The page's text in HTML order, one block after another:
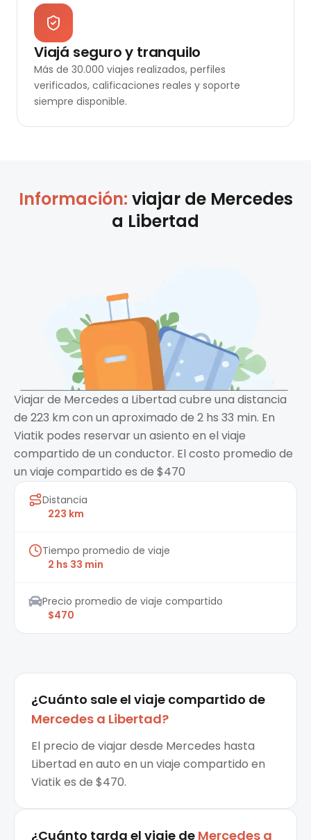
Viajá seguro y tranquilo
Más de 30.000 viajes realizados, perfiles
verificados, calificaciones reales y soporte
siempre disponible.
Información: viajar de Mercedes
a Libertad
Viajar de Mercedes a Libertad cubre una distancia
de 223 km con un aproximado de 2 hs 33 min. En
Viatik podes reservar un asiento en el viaje
compartido de un conductor. El costo promedio de
un viaje compartido es de $470
Distancia
223 km
Tiempo promedio de viaje
2 hs 33 min
Precio promedio de viaje compartido
$470
¿Cuánto sale el viaje compartido de
Mercedes a Libertad?
El precio de viajar desde Mercedes hasta
Libertad en auto en un viaje compartido en
Viatik es de $470.
¿Cuánto tarda el viaje de Mercedes a